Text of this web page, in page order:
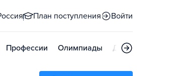
План поступления Войти
Профессии Олимпиады Дни открытых